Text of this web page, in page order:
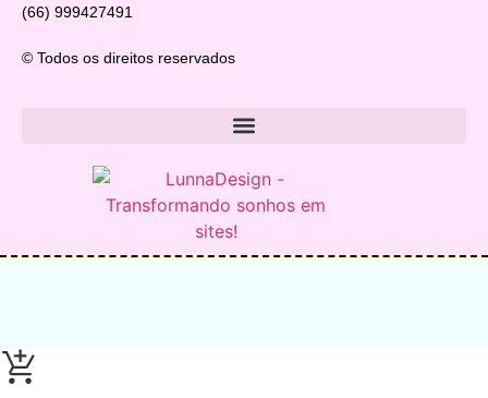
(66) 999427491
© Todos os direitos reservados